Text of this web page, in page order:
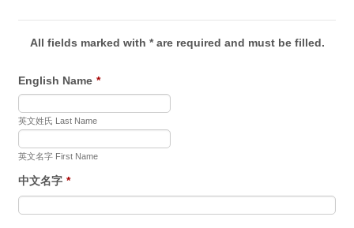
All fields marked with * are required and must be filled.
English Name *
英文姓氏 Last Name
英文名字 First Name
中文名字 *